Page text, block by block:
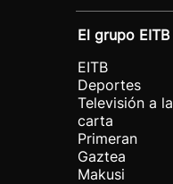
El grupo EITB
EITB
Deportes
Televisión a la
carta
Primeran
Gaztea
Makusi